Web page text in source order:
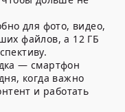
для фото, видео,
файлов, а 12 ГБ
— смартфон
когда важно
и работать